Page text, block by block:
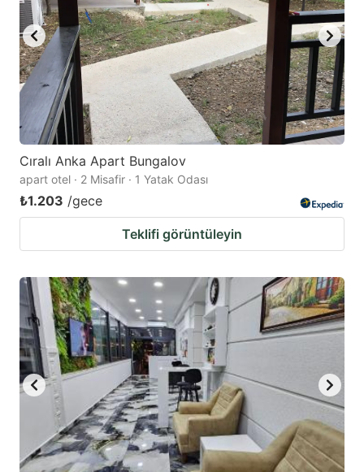
to
get
the
keyboard
shortcuts
for
changing
dates.
to
get
the
keyboard
shortcuts
for
Cıralı Anka Apart Bungalov
apart otel · 2 Misafir · 1 Yatak Odası
₺1.203 /gece
Teklifi görüntüleyin